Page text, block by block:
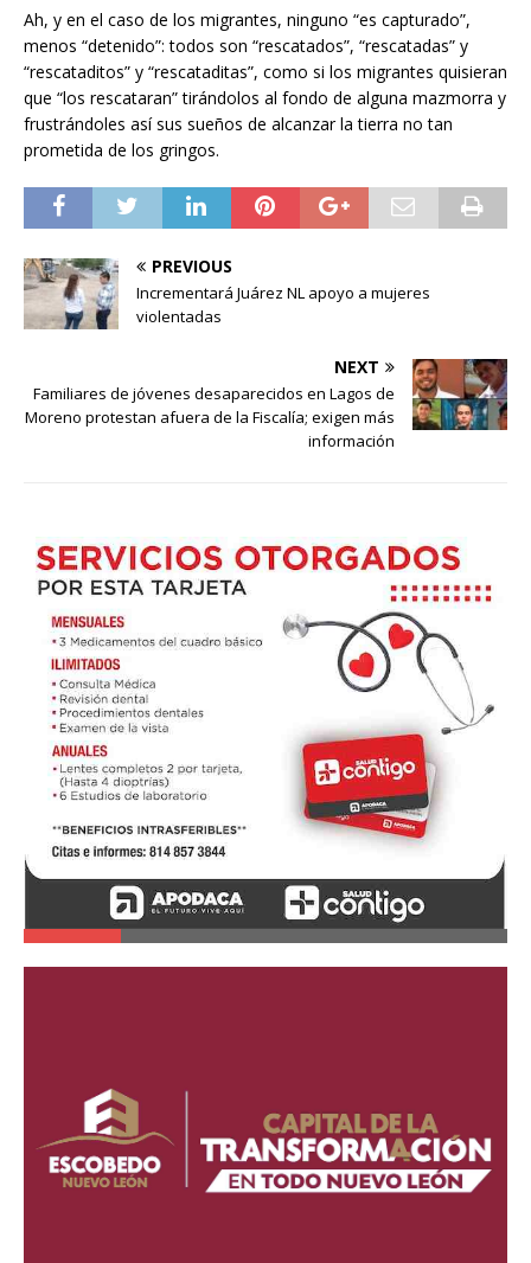
Ah, y en el caso de los migrantes, ninguno “es capturado”,
menos “detenido”: todos son “rescatados”, “rescatadas” y
“rescataditos” y “rescataditas”, como si los migrantes quisieran
que “los rescataran” tirándolos al fondo de alguna mazmorra y
frustrándoles así sus sueños de alcanzar la tierra no tan
prometida de los gringos.
PREVIOUS
Incrementará Juárez NL apoyo a mujeres
violentadas
NEXT
Familiares de jóvenes desaparecidos en Lagos de
Moreno protestan afuera de la Fiscalía; exigen más
información